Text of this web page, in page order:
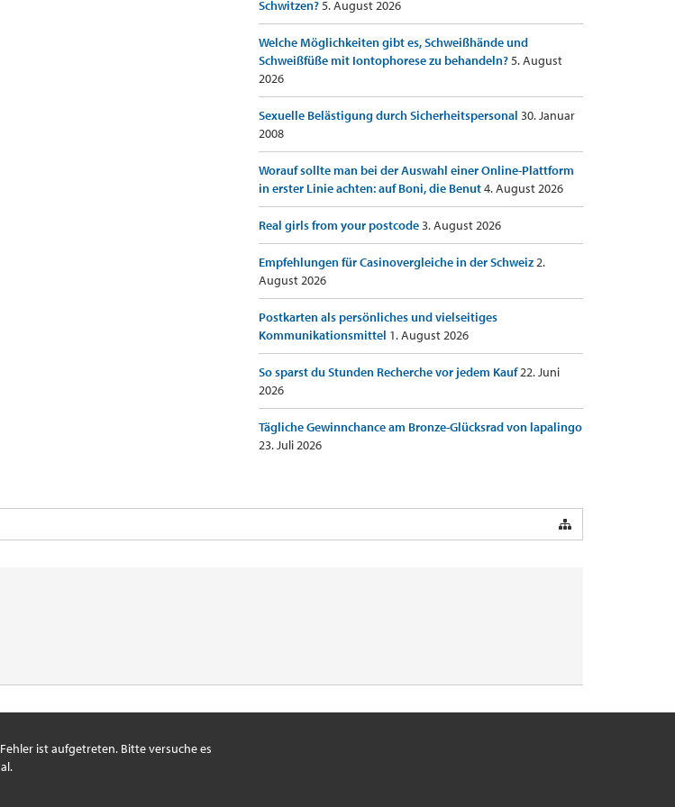
Schwitzen?5. August 2026
Welche Möglichkeiten gibt es, Schweißhände und
Schweißfüße mit Iontophorese zu behandeln?5. August
2026
Sexuelle Belästigung durch Sicherheitspersonal 30. Januar
2008
Worauf sollte man bei der Auswahl einer Online-Plattform
in erster Linie achten: auf Boni, die Benut4. August 2026
Real girls from your postcode3. August 2026
Empfehlungen für Casinovergleiche in der Schweiz2.
August 2026
Postkarten als persönliches und vielseitiges
Kommunikationsmittel 1. August 2026
So sparst du Stunden Recherche vor jedem Kauf22. Juni
2026
Tägliche Gewinnchance am Bronze-Glücksrad von lapalingo
23. Juli 2026
ist aufgetreten. Bitte versuche es